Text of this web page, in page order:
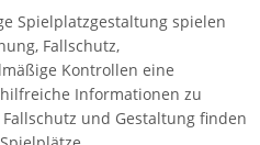
Spielplatzgestaltung spielen
Fallschutz,
Kontrollen eine
Informationen zu
und Gestaltung finden